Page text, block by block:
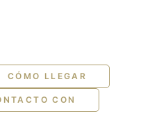
CÓMO LLEGAR
CON